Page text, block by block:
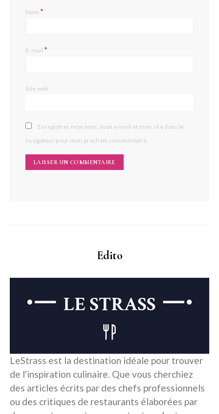
Nom*
E-mail*
Site web
Enregistrer mon nom, mon e-mail et mon site dans le
navigateur pour mon prochain commentaire.
Edito
LeStrass est la destination idéale pour trouver
de l'inspiration culinaire. Que vous cherchiez
des articles écrits par des chefs professionnels
ou des critiques de restaurants élaborées par